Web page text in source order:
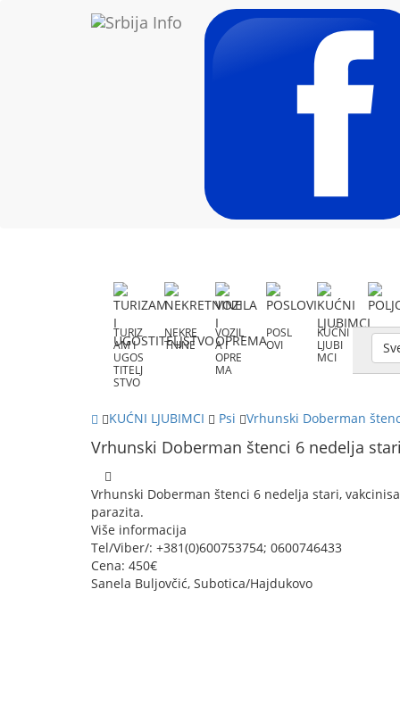
TURIZ
AM I
UGOS
TITELJ
STVO
NEKRE
TNINE
VOZIL
A I
OPRE
MA
POSL
OVI
KUĆNI
LJUBI
MCI
POLJO
PRIVR
EDA
KUĆNI LJUBIMCI Psi Vrhunski Doberman
Vrhunski Doberman štenci 6 nedelja stari
Vrhunski Doberman štenci 6 nedelja stari,
parazita.
Više informacija
Tel/Viber/: +381(0)600753754; 0600746433
Cena: 450€
Sanela Buljovčić, Subotica/Hajdukovo